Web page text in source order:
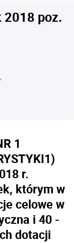
2018 poz.
1
1)
r.
którym w
celowe w
i 40 -
dotacji